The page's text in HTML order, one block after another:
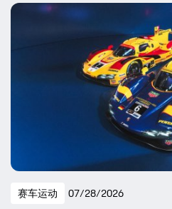
赛车运动 07/28/2026